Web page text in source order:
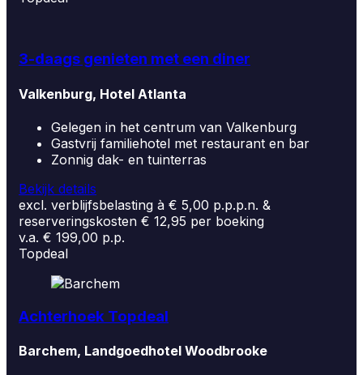
3-daags genieten met een diner
Valkenburg, Hotel Atlanta
Gelegen in het centrum van Valkenburg
Gastvrij familiehotel met restaurant en bar
Zonnig dak- en tuinterras
Bekijk details
excl. verblijfsbelasting à € 5,00 p.p.p.n. &
reserveringskosten € 12,95 per boeking
v.a. € 199,00 p.p.
Topdeal
Achterhoek Topdeal
Barchem, Landgoedhotel Woodbrooke